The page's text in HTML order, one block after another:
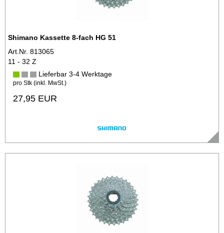
Shimano Kassette 8-fach HG 51
Art.Nr. 813065
11 - 32 Z
Lieferbar 3-4 Werktage
pro Stk (inkl. MwSt.)
27,95 EUR